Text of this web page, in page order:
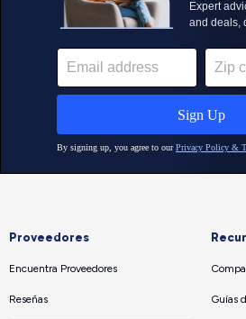
Proveedores
Encuentra Proveedores
Reseñas Guías